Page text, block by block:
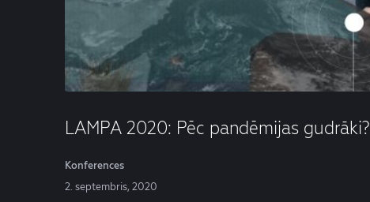
LAMPA 2020: Pēc pandēmijas gudrāki?
Konferences
2. septembris, 2020